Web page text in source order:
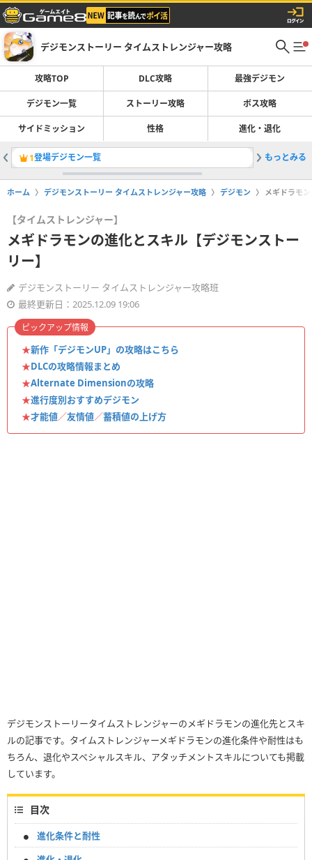
デジモンストーリー タイムストレンジャー攻略
攻略TOP DLC攻略 最強デジモン
デジモン一覧 ストーリー攻略 ボス攻略
サイドミッション 性格 進化・退化
1登場デジモン一覧 2最強デ
もっとみる
ホーム デジモンストーリー タイムストレンジャー攻略 デジモン メギドラモ
【タイムストレンジャー】
メギドラモンの進化とスキル【デジモンストー
リー】
デジモンストーリー タイムストレンジャー攻略班
最終更新日：2025.12.09 19:06
★新作「デジモンUP」の攻略はこちら
★DLCの攻略情報まとめ
★Alternate Dimensionの攻略
★進行度別おすすめデジモン
★才能値／友情値／蓄積値の上げ方
ピックアップ情報
デジモンストーリータイムストレンジャーのメギドラモンの進化先とスキ
ルの記事です。タイムストレンジャーメギドラモンの進化条件や耐性はも
ちろん、退化やスペシャルスキル、アタッチメントスキルについても掲載
しています。
目次
進化条件と耐性